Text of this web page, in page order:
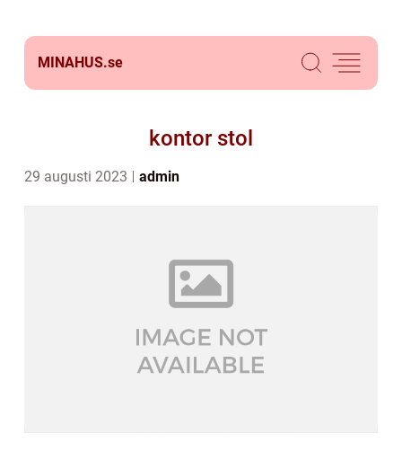
MINAHUS.se
kontor stol
29 augusti 2023 admin